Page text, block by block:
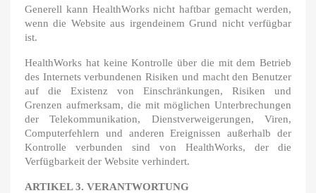
Generell kann HealthWorks nicht haftbar gemacht werden,
wenn die Website aus irgendeinem Grund nicht verfügbar
ist.
HealthWorks hat keine Kontrolle über die mit dem Betrieb
des Internets verbundenen Risiken und macht den Benutzer
auf die Existenz von Einschränkungen, Risiken und
Grenzen aufmerksam, die mit möglichen Unterbrechungen
der Telekommunikation, Dienstverweigerungen, Viren,
Computerfehlern und anderen Ereignissen außerhalb der
Kontrolle verbunden sind von HealthWorks, der die
Verfügbarkeit der Website verhindert.
ARTIKEL 3. VERANTWORTUNG